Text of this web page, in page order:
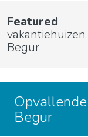
Featured
vakantiehuizen
Begur
Begur